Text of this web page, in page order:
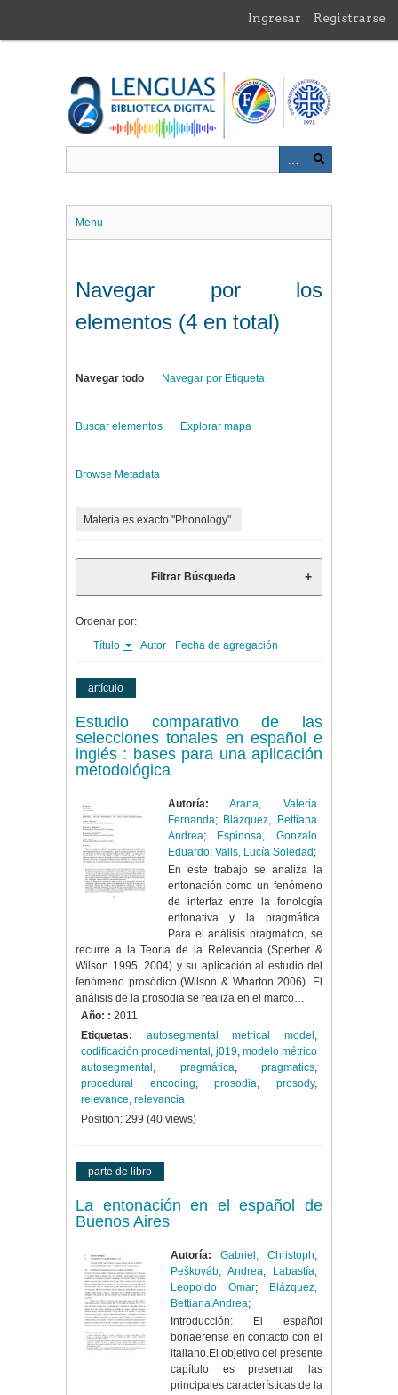
contenido
Ingresar Registrarse
Menu
Navegar por los
elementos (4 en total)
Navegar todo Navegar por Etiqueta
Buscar elementos Explorar mapa
Browse Metadata
Materia es exacto "Phonology"
Filtrar Búsqueda
Ordenar por:
Título
Autor Fecha de agregación
artículo
Estudio comparativo de las
selecciones tonales en español e
inglés : bases para una aplicación
metodológica
Autoría:
Arana, Valeria
Fernanda; Blázquez, Bettiana
Andrea;
Espinosa, Gonzalo
Eduardo; Valls, Lucía Soledad ;
En este trabajo se analiza la
entonación como un fenómeno
de interfaz entre la fonología
entonativa y la pragmática.
Para el análisis pragmático, se
recurre a la Teoría de la Relevancia (Sperber &
Wilson 1995, 2004) y su aplicación al estudio del
fenómeno prosódico (Wilson & Wharton 2006). El
análisis de la prosodia se realiza en el marco…
Año: : 2011
Etiquetas:
autosegmental metrical model ,
codificación procedimental , j019, modelo métrico
autosegmental , pragmática, pragmatics,
procedural encoding,prosodia,prosody,
relevance, relevancia
Position: 299 (40 views)
parte de libro
La entonación en el español de
Buenos Aires
Autoría: Gabriel, Christoph;
Peškováb, Andrea;
Labastía,
Leopoldo Omar;
Blázquez,
Bettiana Andrea;
Introducción: El español
bonaerense en contacto con el
italiano.El objetivo del presente
capítulo es presentar las
principales características de la